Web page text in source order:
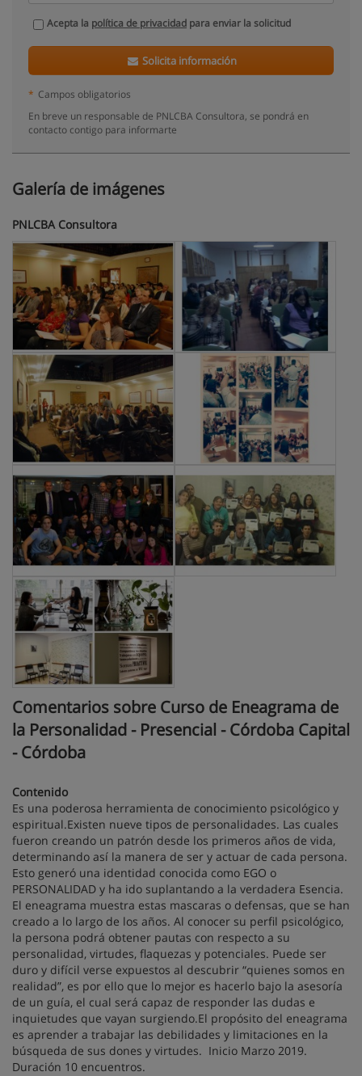
Acepta la política de privacidad para enviar la solicitud
Solicita información
* Campos obligatorios
En breve un responsable de PNLCBA Consultora, se pondrá en
contacto contigo para informarte
Galería de imágenes
PNLCBA Consultora
Comentarios sobre Curso de Eneagrama de
la Personalidad - Presencial - Córdoba Capital
- Córdoba
Contenido
Es una poderosa herramienta de conocimiento psicológico y
espiritual.Existen nueve tipos de personalidades. Las cuales
fueron creando un patrón desde los primeros años de vida,
determinando así la manera de ser y actuar de cada persona.
Esto generó una identidad conocida como EGO o
PERSONALIDAD y ha ido suplantando a la verdadera Esencia.
El eneagrama muestra estas mascaras o defensas, que se han
creado a lo largo de los años. Al conocer su perfil psicológico,
la persona podrá obtener pautas con respecto a su
personalidad, virtudes, flaquezas y potenciales. Puede ser
duro y difícil verse expuestos al descubrir “quienes somos en
realidad”, es por ello que lo mejor es hacerlo bajo la asesoría
de un guía, el cual será capaz de responder las dudas e
inquietudes que vayan surgiendo.El propósito del eneagrama
es aprender a trabajar las debilidades y limitaciones en la
búsqueda de sus dones y virtudes. Inicio Marzo 2019.
Duración 10 encuentros.